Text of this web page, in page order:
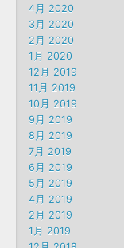
4月 2020
3月 2020
2月 2020
1月 2020
12月 2019
11月 2019
10月 2019
9月 2019
8月 2019
7月 2019
6月 2019
5月 2019
4月 2019
2月 2019
1月 2019